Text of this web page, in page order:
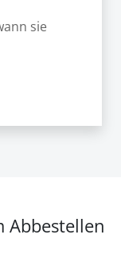
sie
Abbestellen